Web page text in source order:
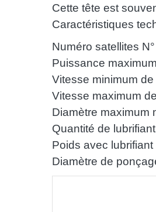
Cette tête est
Caractéristiques
Numéro satellites
Puissance
Vitesse minimum
Vitesse maximum
Diamètre maximum
Quantité de
Poids avec lubrifiant
Diamètre de